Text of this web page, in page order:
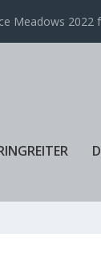
Meadows 2022